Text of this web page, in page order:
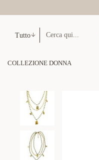
Tutto
COLLEZIONE DONNA